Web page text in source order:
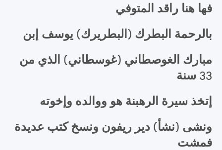
فها هنا راقد المتوفي
بالرحمة البطرك (البطريرك) يوسف إبن
مبارك الغوصطاني (غوسطاني) الذي من
33 سنة
إتخذ سيرة الرهبنة هو ووالده وإخوته
ونشى (نشأ) دير ريفون ونسخ كتب عديدة
فمشت